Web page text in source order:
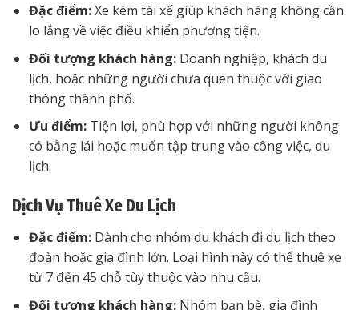
Đặc điểm:Xe kèm tài xế giúp khách hàng không cần
lo lắng về việc điều khiển phương tiện.
Đối tượng khách hàng:Doanh nghiệp, khách du
lịch, hoặc những người chưa quen thuộc với giao
thông thành phố.
Ưu điểm:Tiện lợi, phù hợp với những người không
có bằng lái hoặc muốn tập trung vào công việc, du
lịch.
Dịch Vụ Thuê Xe Du Lịch
Đặc điểm:Dành cho nhóm du khách đi du lịch theo
đoàn hoặc gia đình lớn. Loại hình này có thể thuê xe
từ 7 đến 45 chỗ tùy thuộc vào nhu cầu.
Đối tượng khách hàng:Nhóm bạn bè, gia đình